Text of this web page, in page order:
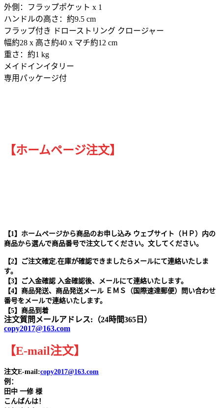
外側：フラップポケット x 1
ハンドルの高さ：約9.5 cm
フラップ付き ドローストリング クロージャー
幅約28 x 高さ約40 x マチ約12 cm
重さ：約1 kg
メイドインイタリー
専用パッケージ付
【ホームページ注文】
【1】ホームページから商品のお申し込み ウェブサイト（ＨＰ）内の
商品から選んで商品番号で注文してください。文してください。
【2】ご注文確定.在庫が確認できましたらメールにて連絡いたしま
す。
【3】ご入金確認 入金確認後、メールにて連絡いたします。
【4】商品発送、商品発送メール ＥＭＳ（国際速達郵便）問い合わせ
番号をメールで連絡いたします。
【5】商品到着
注文質問メールアドレス:（24時間365日）
copy2017@163.com
【E-mail注文】
注文E-mail:copy2017@163.com
例：
田中 一修 様
こんばんは！